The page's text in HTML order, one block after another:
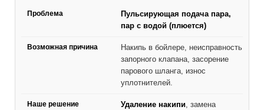
Пульсирующая подача пара,
пар с водой (плюется)
Накипь в бойлере, неисправность
запорного клапана, засорение
парового шланга, износ
уплотнителей.
Удаление накипи , замена